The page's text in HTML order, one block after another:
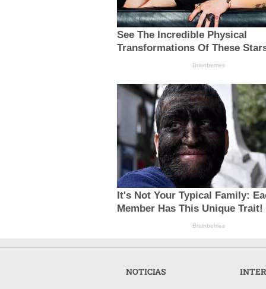
See The Incredible Physical
Transformations Of These
Brainberries
It's Not Your Typical Family:
Member Has This Unique Trait!
Brainberries
NOTICIAS